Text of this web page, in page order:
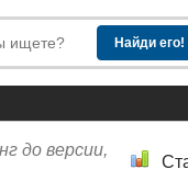
до версии,